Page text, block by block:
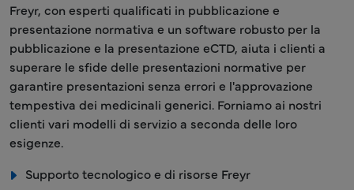
Freyr, con esperti qualificati in pubblicazione e
presentazione normativa e un software robusto per la
pubblicazione e la presentazione eCTD, aiuta i clienti a
superare le sfide delle presentazioni normative per
garantire presentazioni senza errori e l'approvazione
tempestiva dei medicinali generici. Forniamo ai nostri
clienti vari modelli di servizio a seconda delle loro
esigenze.
Supporto tecnologico e di risorse Freyr